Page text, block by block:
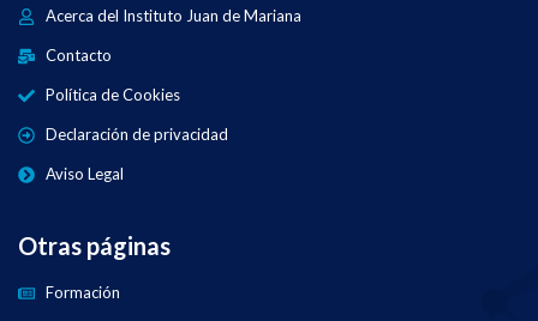
Acerca del Instituto Juan de Mariana
Contacto
Política de Cookies
Declaración de privacidad
Aviso Legal
Otras páginas
Formación